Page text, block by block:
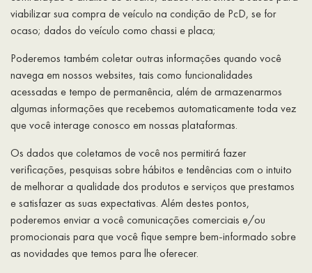
viabilizar sua compra de veículo na condição de PcD, se for
ocaso; dados do veículo como chassi e placa;
Poderemos também coletar outras informações quando você
navega em nossos websites, tais como funcionalidades
acessadas e tempo de permanência, além de armazenarmos
algumas informações que recebemos automaticamente toda vez
que você interage conosco em nossas plataformas.
Os dados que coletamos de você nos permitirá fazer
verificações, pesquisas sobre hábitos e tendências com o intuito
de melhorar a qualidade dos produtos e serviços que prestamos
e satisfazer as suas expectativas. Além destes pontos,
poderemos enviar a você comunicações comerciais e/ou
promocionais para que você fique sempre bem-informado sobre
as novidades que temos para lhe oferecer.